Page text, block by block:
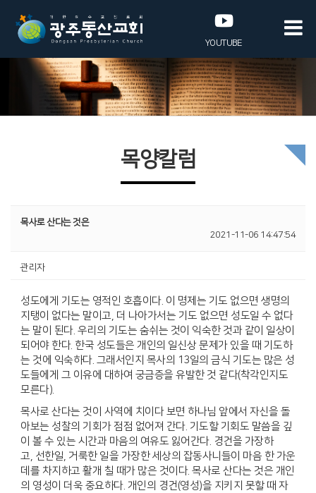
YOUTUBE
목양칼럼
목사로 산다는 것은
2021-11-06 14:47:54
관리자
성도에게 기도는 영적인 호흡이다. 이 명제는 기도 없으면 생명의
지탱이 없다는 말이고, 더 나아가서는 기도 없으면 성도일 수 없다
는 말이 된다. 우리의 기도는 숨쉬는 것이 익숙한 것과 같이 일상이
되어야 한다. 한국 성도들은 개인의 일신상 문제가 있을 때 기도하
는 것에 익숙하다. 그래서인지 목사의 13일의 금식 기도는 많은 성
도들에게 그 이유에 대하여 궁금증을 유발한 것 같다(착각인지도
모른다).
목사로 산다는 것이 사역에 치이다 보면 하나님 앞에서 자신을 돌
아보는 성찰의 기회가 점점 없어져 간다. 기도할 기회도 말씀을 깊
이 볼 수 있는 시간과 마음의 여유도 잃어간다. 경건을 가장하
고, 선한일, 거룩한 일을 가장한 세상의 잡동사니들이 마음 한 가운
데를 차지하고 활개 칠 때가 많은 것이다. 목사로 산다는 것은 개인
의 영성이 더욱 중요하다. 개인의 경건(영성)을 지키지 못할 때 자